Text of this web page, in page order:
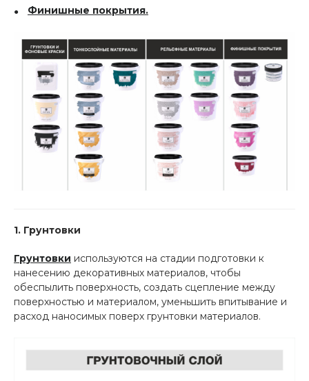
Финишные покрытия.
1. Грунтовки
Грунтовки используются на стадии подготовки к
нанесению декоративных материалов, чтобы
обеспылить поверхность, создать сцепление между
поверхностью и материалом, уменьшить впитывание и
расход наносимых поверх грунтовки материалов.